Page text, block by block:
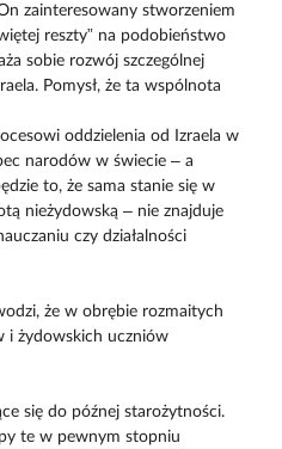
zainteresowany stworzeniem
reszty” na podobieństwo
sobie rozwój szczególnej
Pomysł, że ta wspólnota
oddzielenia od Izraela w
narodów w świecie – a
to, że sama stanie się w
nieżydowską – nie znajduje
czy działalności
że w obrębie rozmaitych
i żydowskich uczniów
się do późnej starożytności.
te w pewnym stopniu